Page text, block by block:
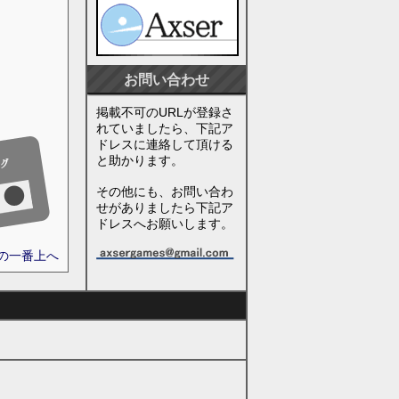
一番上へ
お問い合わせ
掲載不可のURLが登録さ
れていましたら、下記ア
ドレスに連絡して頂ける
と助かります。
その他にも、お問い合わ
せがありましたら下記ア
ドレスへお願いします。